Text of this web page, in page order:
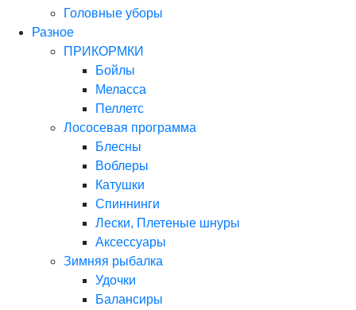
Головные уборы
Разное
ПРИКОРМКИ
Бойлы
Меласса
Пеллетс
Лососевая программа
Блесны
Воблеры
Катушки
Спиннинги
Лески, Плетеные шнуры
Аксессуары
Зимняя рыбалка
Удочки
Балансиры